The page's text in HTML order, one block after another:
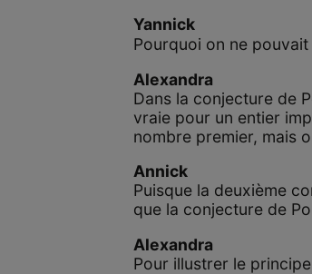
Yannick
Pourquoi on ne
Alexandra
Dans la conjecture de
vraie pour un entier
nombre premier, mais
Annick
Puisque la deuxième
que la conjecture de
Alexandra
Pour illustrer le